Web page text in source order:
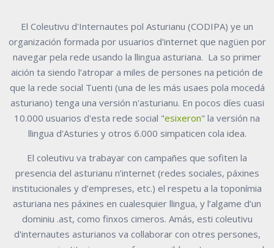
El Coleutivu d'Internautes pol Asturianu (CODIPA) ye un
organización formada por usuarios d'internet que nagüen por
navegar pela rede usando la llingua asturiana. La so primer
aición ta siendo l’atropar a miles de persones na petición de
que la rede social Tuenti (una de les más usaes pola mocedá
asturiano) tenga una versión n'asturianu. En pocos díes cuasi
10.000 usuarios d'esta rede social "esixeron" la versión na
llingua d'Asturies y otros 6.000 simpaticen cola idea.
El coleutivu va trabayar con campañes que sofiten la
presencia del asturianu n’internet (redes sociales, páxines
institucionales y d’empreses, etc.) el respetu a la toponímia
asturiana nes páxines en cualesquier llingua, y l’algame d’un
dominiu .ast, como finxos cimeros. Amás, esti coleutivu
d'internautes asturianos va collaborar con otres persones,